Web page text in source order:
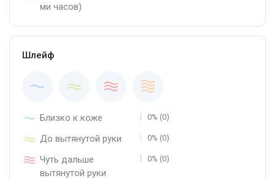
ми часов)
Шлейф
Близко к коже 0% (0)
До вытянутой руки 0% (0)
Чуть дальше
вытянутой руки
0% (0)